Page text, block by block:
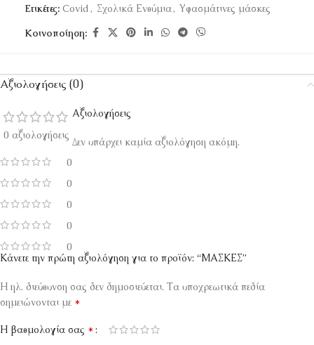
Ετικέτες: Covid , Σχολικά Ενθύμια, Υφασμάτινες μάσκες
Κοινοποίηση:
Αξιολογήσεις (0)
0 αξιολογήσεις
0
0
0
0
0
Αξιολογήσεις
Δεν υπάρχει καμία αξιολόγηση ακόμη.
Κάνετε την πρώτη αξιολόγηση για το προϊόν: “ΜΑΣΚΕΣ”
Η ηλ. διεύθυνση σας δεν δημοσιεύεται. Τα υποχρεωτικά πεδία
σημειώνονται με *
Η βαθμολογία σας *